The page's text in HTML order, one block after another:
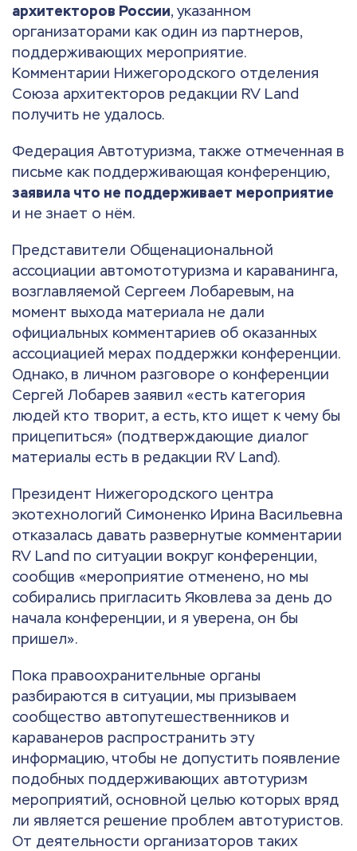
архитекторов России, указанном
организаторами как один из партнеров,
поддерживающих мероприятие.
Комментарии Нижегородского отделения
Союза архитекторов редакции RV Land
получить не удалось.
Федерация Автотуризма, также отмеченная в
письме как поддерживающая конференцию,
заявила что не поддерживает мероприятие
и не знает о нём.
Представители Общенациональной
ассоциации автомототуризма и караванинга,
возглавляемой Сергеем Лобаревым, на
момент выхода материала не дали
официальных комментариев об оказанных
ассоциацией мерах поддержки конференции.
Однако, в личном разговоре о конференции
Сергей Лобарев заявил «есть категория
людей кто творит, а есть, кто ищет к чему бы
прицепиться» (подтверждающие диалог
материалы есть в редакции RV Land).
Президент Нижегородского центра
экотехнологий Симоненко Ирина Васильевна
отказалась давать развернутые комментарии
RV Land по ситуации вокруг конференции,
сообщив «мероприятие отменено, но мы
собирались пригласить Яковлева за день до
начала конференции, и я уверена, он бы
пришел».
Пока правоохранительные органы
разбираются в ситуации, мы призываем
сообщество автопутешественников и
караванеров распространить эту
информацию, чтобы не допустить появление
подобных поддерживающих автотуризм
мероприятий, основной целью которых вряд
ли является решение проблем автотуристов.
От деятельности организаторов таких